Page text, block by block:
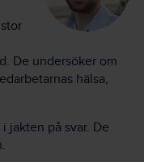
De undersöker om
hälsa,
jakten på svar. De